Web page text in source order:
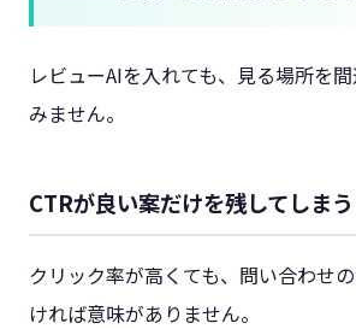
レビューAIを入れても、見る場所を
みません。
CTRが良い案だけを残してしまう
クリック率が高くても、問い合わせ
ければ意味がありません。